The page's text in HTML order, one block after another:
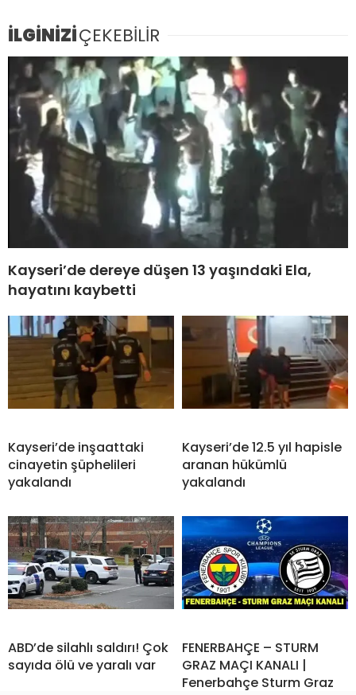
İLGİNİZİÇEKEBİLİR
Kayseri’de dereye düşen 13 yaşındaki Ela,
hayatını kaybetti
Kayseri’de inşaattaki
cinayetin şüphelileri
yakalandı
Kayseri’de 12.5 yıl hapisle
aranan hükümlü
yakalandı
ABD’de silahlı saldırı! Çok
sayıda ölü ve yaralı var
FENERBAHÇE – STURM
GRAZ MAÇI KANALI |
Fenerbahçe Sturm Graz